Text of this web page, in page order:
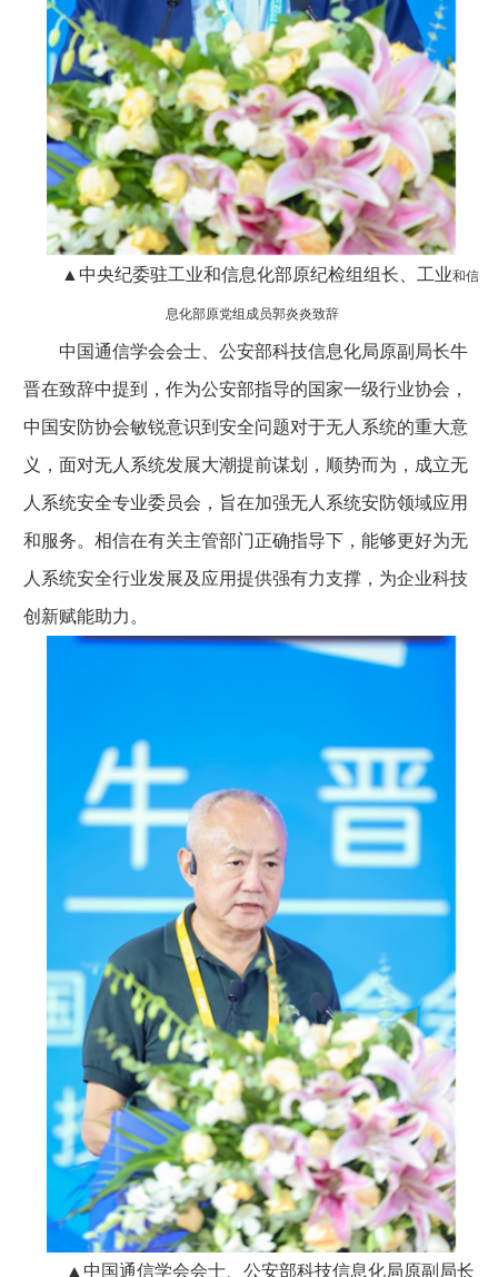
▲中央纪委驻工业和信息化部原纪检组组长、工业和信
息化部原党组成员郭炎炎致辞
中国通信学会会士、公安部科技信息化局原副局长牛
晋在致辞中提到，作为公安部指导的国家一级行业协会，
中国安防协会敏锐意识到安全问题对于无人系统的重大意
义，面对无人系统发展大潮提前谋划，顺势而为，成立无
人系统安全专业委员会，旨在加强无人系统安防领域应用
和服务。相信在有关主管部门正确指导下，能够更好为无
人系统安全行业发展及应用提供强有力支撑，为企业科技
创新赋能助力。
▲中国通信学会会士、公安部科技信息化局原副局长